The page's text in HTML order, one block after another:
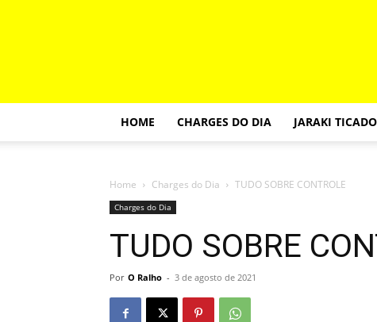
HOME CHARGES DO DIA JARAKI TICADO
Home Charges do Dia TUDO SOBRE CONTROLE
Charges do Dia
TUDO SOBRE
Por O Ralho - 3 de agosto de 2021